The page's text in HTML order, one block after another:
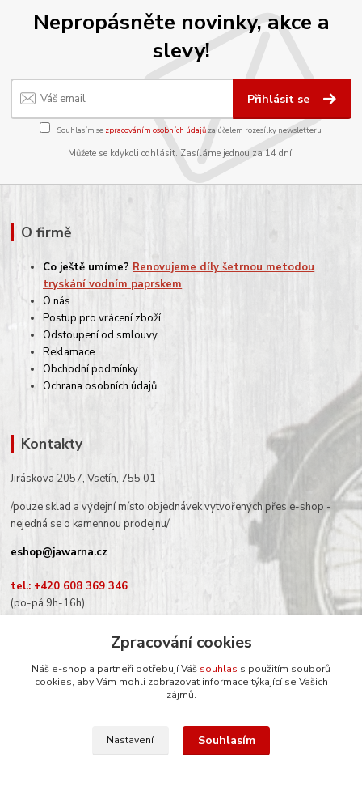
Nepropásněte novinky, akce a
slevy!
Přihlásit se
Souhlasím se zpracováním osobních údajůza účelem rozesílky newsletteru.
Můžete se kdykoli odhlásit. Zasíláme jednou za 14 dní.
O firmě
Co ještě umíme? Renovujeme díly šetrnou metodou
tryskání vodním paprskem
O nás
Postup pro vrácení zboží
Odstoupení od smlouvy
Reklamace
Obchodní podmínky
Ochrana osobních údajů
Kontakty
Jiráskova 2057, Vsetín, 755 01
/pouze sklad a výdejní místo objednávek vytvořených přes e-shop -
nejedná se o kamennou prodejnu/
eshop@jawarna.cz
tel.: +420 608 369 346
(po-pá 9h-16h)
Sledujte nás na Facebooku
Zpracování cookies
Náš e-shop a partneři potřebují Váš souhlas s použitím souborů
cookies, aby Vám mohli zobrazovat informace týkající se Vašich
zájmů.
Nastavení Souhlasím